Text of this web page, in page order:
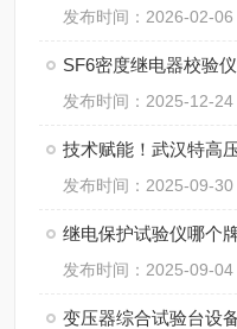
发布时间：2026-02-06
发布时间：2025-12-24
技术赋能！武汉特高
发布时间：2025-09-30
发布时间：2025-09-04
变压器综合试验台设